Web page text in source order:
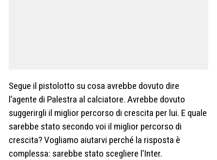
Segue il pistolotto su cosa avrebbe dovuto dire
l’agente di Palestra al calciatore. Avrebbe dovuto
suggerirgli il miglior percorso di crescita per lui. E quale
sarebbe stato secondo voi il miglior percorso di
crescita? Vogliamo aiutarvi perché la risposta è
complessa: sarebbe stato scegliere l’Inter.